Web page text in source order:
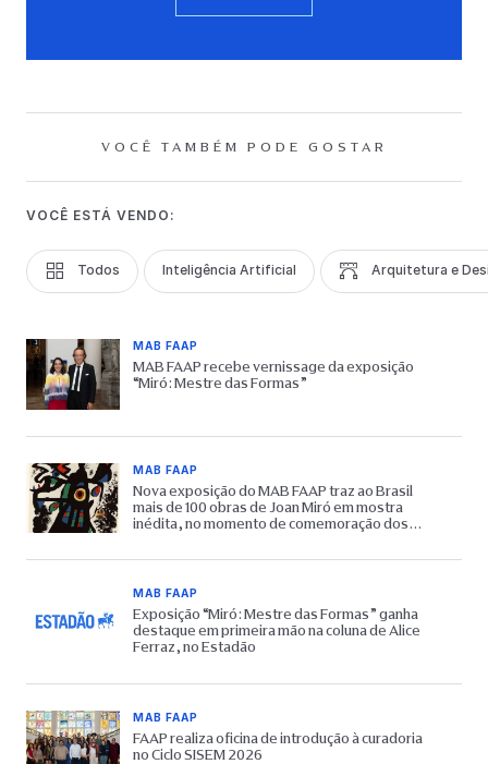
VOCÊ TAMBÉM PODE GOSTAR
VOCÊ ESTÁ VENDO:
Todos Inteligência Artificial Arquitetura e
MAB FAAP
MAB FAAP recebe vernissage da exposição
“Miró: Mestre das Formas”
MAB FAAP
Nova exposição do MAB FAAP traz ao Brasil
mais de 100 obras de Joan Miró em mostra
inédita, no momento de comemoração dos
MAB FAAP
Exposição “Miró: Mestre das Formas” ganha
destaque em primeira mão na coluna de Alice
Ferraz, no Estadão
MAB FAAP
FAAP realiza oficina de introdução à curadoria
no Ciclo SISEM 2026